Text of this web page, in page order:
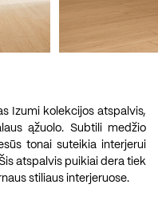
Izumi kolekcijos atspalvis,
ąžuolo. Subtili medžio
tonai suteikia interjerui
atspalvis puikiai dera tiek
stiliaus interjeruose.